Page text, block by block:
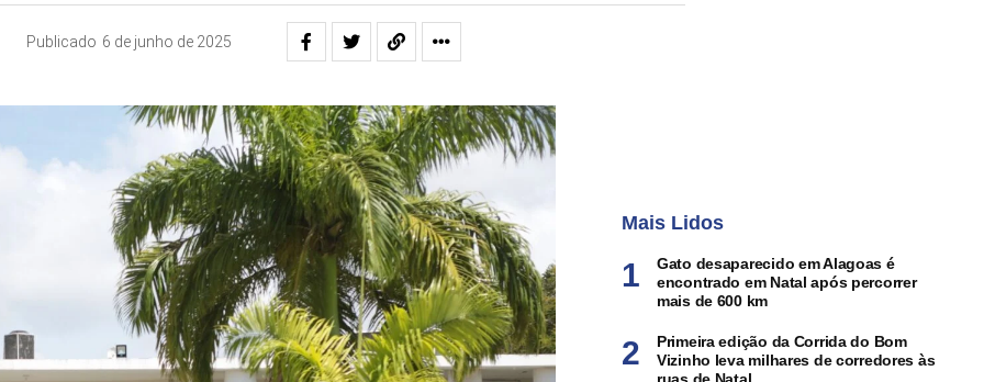
Publicado 6 de junho de 2025
Mais Lidos
Gato desaparecido em Alagoas é
encontrado em Natal após percorrer
mais de 600 km
Primeira edição da Corrida do Bom
Vizinho leva milhares de corredores às